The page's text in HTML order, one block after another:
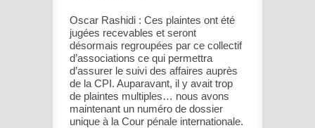
Oscar Rashidi : Ces plaintes ont été
jugées recevables et seront
désormais regroupées par ce collectif
d’associations ce qui permettra
d’assurer le suivi des affaires auprès
de la CPI. Auparavant, il y avait trop
de plaintes multiples… nous avons
maintenant un numéro de dossier
unique à la Cour pénale internationale.